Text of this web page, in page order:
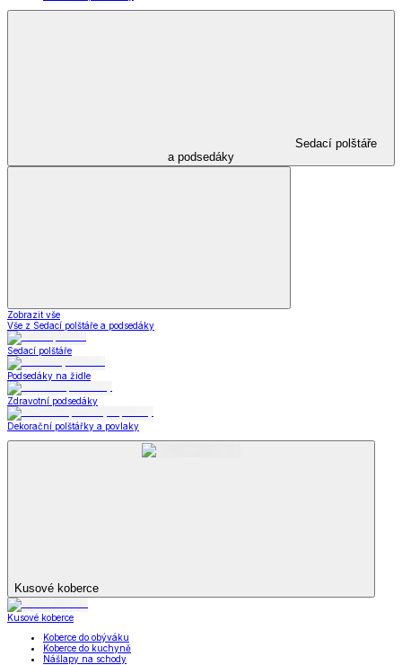
Sedací polštáře
a podsedáky
Zobrazit vše
Vše z Sedací polštáře a podsedáky
Sedací polštáře
Podsedáky na židle
Zdravotní podsedáky
Dekorační polštářky a povlaky
Kusové koberce
Kusové koberce
Koberce do obýváku
Koberce do kuchyně
Nášlapy na schody